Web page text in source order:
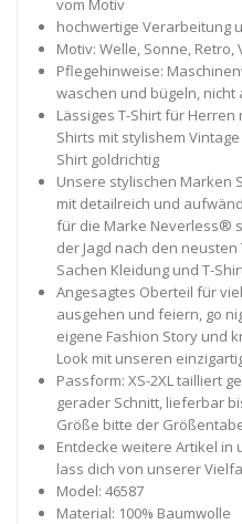
vom Motiv
hochwertige Verarbeitung
Motiv: Welle, Sonne, Retro,
Pflegehinweise:
waschen und bügeln, nicht
Lässiges T-Shirt für
Shirts mit stylishem
Shirt goldrichtig
Unsere stylischen Marken
mit detailreich und
für die Marke Neverless®
der Jagd nach den
Sachen Kleidung und T-
Angesagtes Oberteil für
ausgehen und feiern, go
eigene Fashion Story und
Look mit unseren
Passform: XS-2XL tailliert
gerader Schnitt, lieferbar
Größe bitte der
Entdecke weitere Artikel in
lass dich von unserer
Model: 46587
Material: 100% Baumwolle